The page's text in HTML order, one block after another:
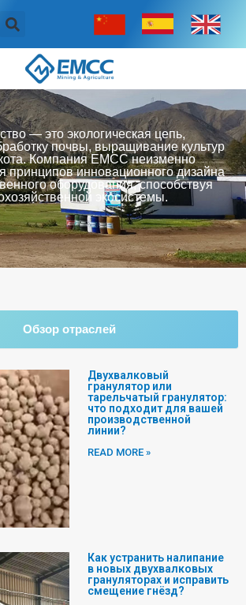
— это экологическая цепь,
почвы, выращивание культур
Компания EMCC неизменно
принципов инновационного дизайна
оборудования, способствуя
экосистемы.
Обзор отраслей
Двухвалковый
гранулятор или
тарельчатый гранулятор:
что подходит для вашей
производственной
линии?
READ MORE »
Как устранить налипание
в новых двухвалковых
грануляторах и исправить
смещение гнёзд?
т
р
а
н
и
ц
а
т
р
а
н
и
ц
а
С
т
р
а
н